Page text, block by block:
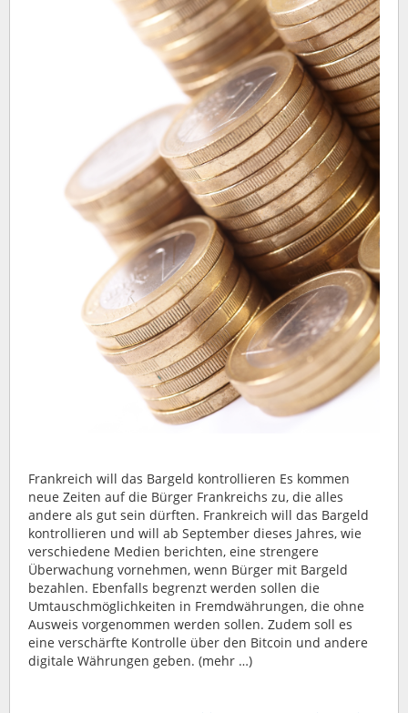
Frankreich will das Bargeld kontrollieren Es kommen
neue Zeiten auf die Bürger Frankreichs zu, die alles
andere als gut sein dürften. Frankreich will das Bargeld
kontrollieren und will ab September dieses Jahres, wie
verschiedene Medien berichten, eine strengere
Überwachung vornehmen, wenn Bürger mit Bargeld
bezahlen. Ebenfalls begrenzt werden sollen die
Umtauschmöglichkeiten in Fremdwährungen, die ohne
Ausweis vorgenommen werden sollen. Zudem soll es
eine verschärfte Kontrolle über den Bitcoin und andere
digitale Währungen geben. (mehr …)